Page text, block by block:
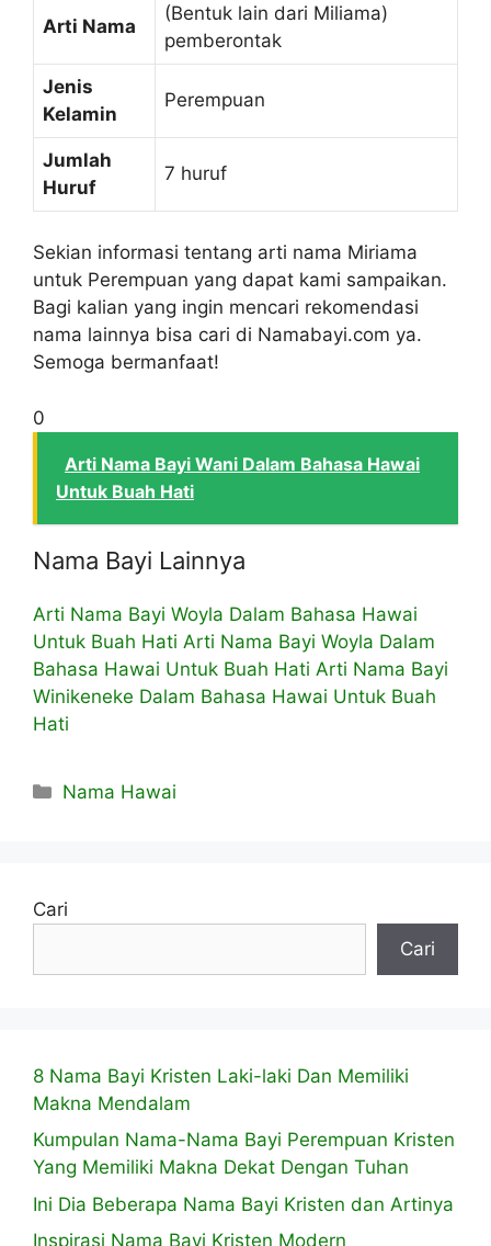
Arti Nama
(Bentuk lain dari Miliama)
pemberontak
Jenis
Kelamin
Perempuan
Jumlah
Huruf
7 huruf
Sekian informasi tentang arti nama Miriama
untuk Perempuan yang dapat kami sampaikan.
Bagi kalian yang ingin mencari rekomendasi
nama lainnya bisa cari di Namabayi.com ya.
Semoga bermanfaat!
0
Arti Nama Bayi Wani Dalam Bahasa Hawai
Untuk Buah Hati
Nama Bayi Lainnya
Arti Nama Bayi Woyla Dalam Bahasa Hawai
Untuk Buah Hati Arti Nama Bayi Woyla Dalam
Bahasa Hawai Untuk Buah Hati Arti Nama Bayi
Winikeneke Dalam Bahasa Hawai Untuk Buah
Hati
Kategori
Nama Hawai
Cari
Cari
8 Nama Bayi Kristen Laki-laki Dan Memiliki
Makna Mendalam
Kumpulan Nama-Nama Bayi Perempuan Kristen
Yang Memiliki Makna Dekat Dengan Tuhan
Ini Dia Beberapa Nama Bayi Kristen dan Artinya
Inspirasi Nama Bayi Kristen Modern